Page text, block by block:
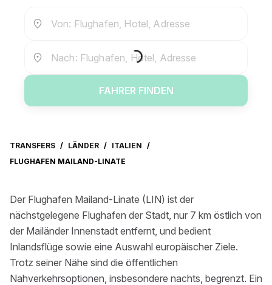
Von: Flughafen, Hotel, Adresse
Nach: Flughafen, Hotel, Adresse
FAHRER FINDEN
TRANSFERS / LÄNDER / ITALIEN /
FLUGHAFEN MAILAND-LINATE
Der Flughafen Mailand-Linate (LIN) ist der
nächstgelegene Flughafen der Stadt, nur 7 km östlich von
der Mailänder Innenstadt entfernt, und bedient
Inlandsflüge sowie eine Auswahl europäischer Ziele.
Trotz seiner Nähe sind die öffentlichen
Nahverkehrsoptionen, insbesondere nachts, begrenzt. Ein